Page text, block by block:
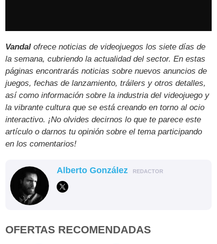
Vandal ofrece noticias de videojuegos los siete días de
la semana, cubriendo la actualidad del sector. En estas
páginas encontrarás noticias sobre nuevos anuncios de
juegos, fechas de lanzamiento, tráilers y otros detalles,
así como información sobre la industria del videojuego y
la vibrante cultura que se está creando en torno al ocio
interactivo. ¡No olvides decirnos lo que te parece este
artículo o darnos tu opinión sobre el tema participando
en los comentarios!
Alberto González REDACTOR
OFERTAS RECOMENDADAS